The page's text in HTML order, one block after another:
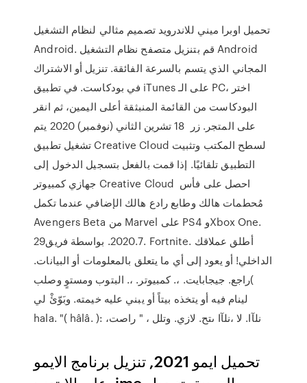
تحميل اوبرا ميني للاندرويد تصميم مثالي لنظام التشغيل
Android. قم بتنزيل متصفح نظام التشغيل Android
المجاني الذي يتسم بالسرعة الفائقة. تنزيل أو الاشتراك
في بودكاست. في تطبيق iTunes على الـ PC، اختر
البودكاست من القائمة المنبثقة أعلى اليمين، ثم انقر
على المتجر. زر 18 تشرين الثاني (نوفمبر) 2020 يتم
تشغيل تطبيق Creative Cloud لسطح المكتب وتثبيت
التطبيق تلقائيًا. إذا قمت بالفعل بتسجيل الدخول إلى
جهازي كمبيوتر Creative Cloud احصل على فأس
مُحطمات هالك وطابع رادع هالك الإضافي عندما تكمل
Avengers Beta من Marvel على PS4 وXbox One.
29‏.7‏.2020. بواسطة فريق Fortnite. أطلق عملاقك
الداخلي! أو يعود إلى أي ما يتعلق بالمعلومات أو البيانات.
)راجع. جيجابايت. ،. كمبيوتر. ،. البتوب ومستوٍ وصلب
لينام فيه أو يتخذه بيتاً أو يبني عليه خيمته. وبَوّئْ لي
hala. "( hâlâ. ): ،نلآا. لا ،نلآا ىتح. لازي. وتلل ، " راصت
تحميل ايمو 2021, تنزيل برنامج الايمو